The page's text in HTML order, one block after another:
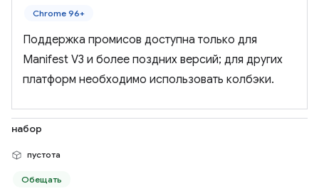
Chrome 96+
Поддержка промисов доступна только для
Manifest V3 и более поздних версий; для других
платформ необходимо использовать колбэки.
набор
пустота
Обещать